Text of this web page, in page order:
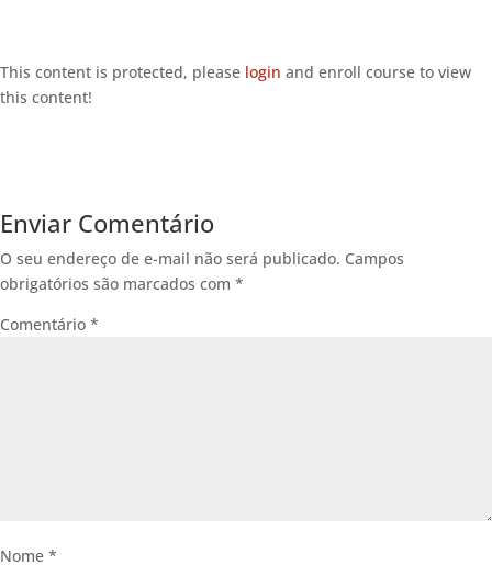
This content is protected, please login and enroll course to view
this content!
Enviar Comentário
O seu endereço de e-mail não será publicado. Campos
obrigatórios são marcados com *
Comentário *
Nome *